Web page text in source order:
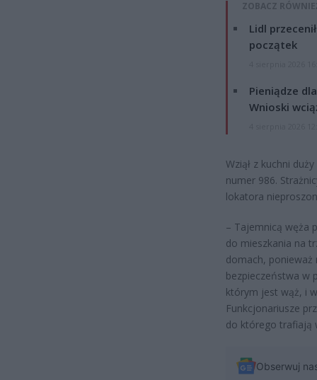
ZOBACZ
Lidl
początek
Pieniądze
Wnioski
Wziął z kuchni
numer 986.
lokatora
– Tajemnicą węża
do mieszkania na
domach, ponieważ
bezpieczeństwa w
którym jest wąż, i
Funkcjonariusze
do którego trafiają
Obserwuj